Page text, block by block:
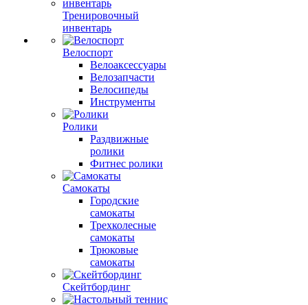
Тренировочный
инвентарь
Велоспорт
Велоаксессуары
Велозапчасти
Велосипеды
Инструменты
Ролики
Раздвижные
ролики
Фитнес ролики
Самокаты
Городские
самокаты
Трехколесные
самокаты
Трюковые
самокаты
Скейтбординг